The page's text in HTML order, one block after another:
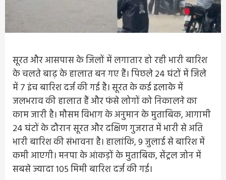
सूरत और आसपास के जिलों में लगातार हो रही भारी बारिश
के चलते बाढ़ के हालात बन गए हैं। पिछले 24 घंटों में जिले
में 7 इंच बारिश दर्ज की गई है। सूरत के कई इलाके में
जलभराव की हालात हैं और फंसे लोगों को निकालने का
काम जारी है। मौसम विभाग के अनुमान के मुताबिक, आगामी
24 घंटों के दौरान सूरत और दक्षिण गुजरात में भारी से अति
भारी बारिश की संभावना है। हालांकि, 9 जुलाई से बारिश में
कमी आएगी। मनपा के आंकड़ों के मुताबिक, सेंट्रल जोन में
सबसे ज्यादा 105 मिमी बारिश दर्ज की गई।